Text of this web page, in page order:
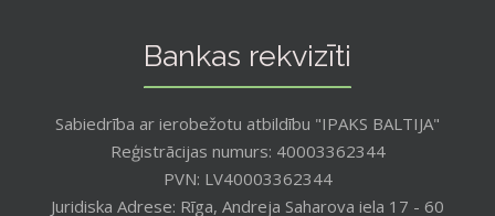
Bankas rekvizīti
Sabiedrība ar ierobežotu atbildību "IPAKS BALTIJA"
Reģistrācijas numurs: 40003362344
PVN: LV40003362344
Juridiska Adrese: Rīga, Andreja Saharova iela 17 - 60